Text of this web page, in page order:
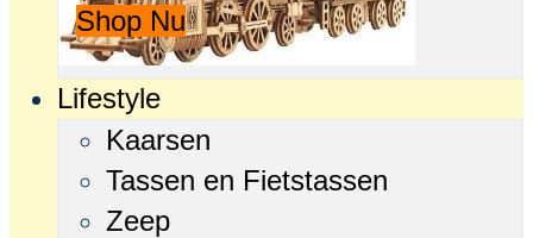
Shop Nu
Lifestyle
Kaarsen
Tassen en Fietstassen
Zeep